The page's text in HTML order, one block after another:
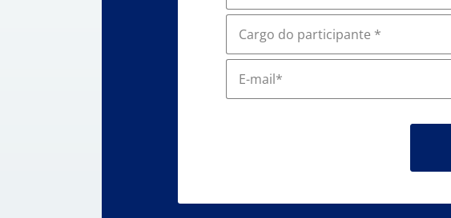
Cargo do participante *
E-mail*